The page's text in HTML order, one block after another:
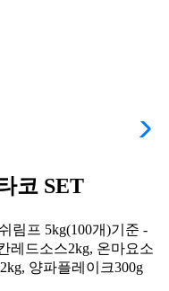
코 SET
림프 5kg(100개)기준 -
레드소스2kg, 온마요소
양파플레이크300g